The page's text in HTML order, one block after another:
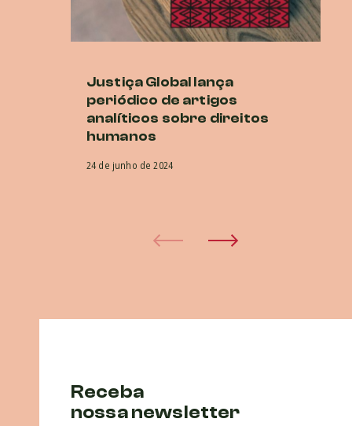
Justiça Global lança
periódico de artigos
analíticos sobre direitos
humanos
24 de junho de 2024
Receba
nossa newsletter